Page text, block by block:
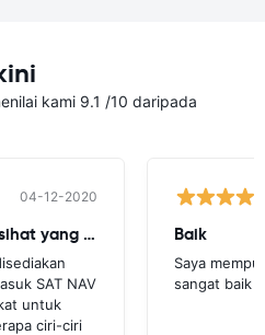
kami 9.1 /10 daripada
04-12-2020
Kereta indah tetapi nasihat yang lebih diperlukan
SAT NAV
untuk
ciri-ciri
Baik
Saya
sangat baik